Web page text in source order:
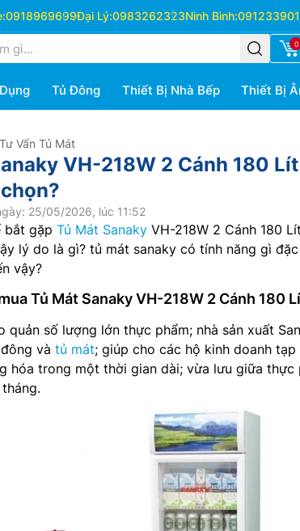
0918969699Đại Lý:0983262323Ninh Bình:
0
Tủ Đông Thiết Bị Nhà Bếp Thiết Bị
Tư Vấn Tủ Mát
VH-218W 2 Cánh 180
25/05/2026, lúc 11:52
bắt gặp Tủ Mát Sanaky VH-218W 2 Cánh 180
lý do là gì? tủ mát sanaky có tính năng gì
vậy?
Tủ Mát Sanaky VH-218W 2 Cánh 180
quản số lượng lớn thực phẩm; nhà sản xuất
và tủ mát; giúp cho các hộ kinh doanh tạp
hóa trong một thời gian dài; vừa lưu giữa thực